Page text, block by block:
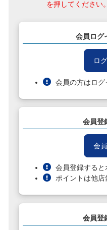
を押してください。
会員ログ
ロ
会員の方はログ
会員登
会
会員登録すると
ポイントは他店
会員登